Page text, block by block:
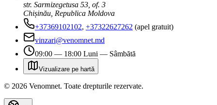
str. Sarmizegetusa 53, of. 3
Chișinău, Republica Moldova
+37369102102, +37322627262 (apel gratuit)
vinzari@venomnet.md
09:00 — 18:00 Luni — Sâmbătă
Vizualizare pe hartă
© 2026 Venomnet. Toate drepturile rezervate.